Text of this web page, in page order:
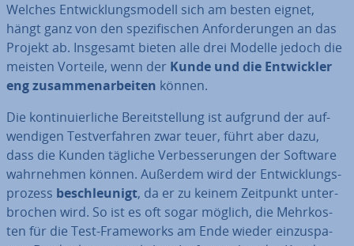
Welches Ent­wick­lungs­mo­dell sich am besten eignet,
hängt ganz von den spe­zi­fi­schen An­for­de­run­gen an das
Projekt ab. Insgesamt bieten alle drei Modelle jedoch die
meisten Vorteile, wenn der Kunde und die Ent­wick­ler
eng zu­sam­men­ar­bei­ten können.
Die kon­ti­nu­ier­li­che Be­reit­stel­lung ist aufgrund der auf­
wen­di­gen Test­ver­fah­ren zwar teuer, führt aber dazu,
dass die Kunden tägliche Ver­bes­se­run­gen der Software
wahr­neh­men können. Außerdem wird der Ent­wick­lungs­
pro­zess be­schleu­nigt, da er zu keinem Zeitpunkt un­ter­
bro­chen wird. So ist es oft sogar möglich, die Mehr­kos­
ten für die Test-Frame­works am Ende wieder ein­zu­spa­